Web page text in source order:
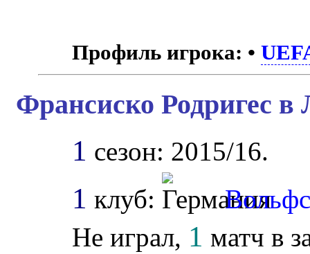
Профиль игрока: •
Франсиско Родригес в
1 сезон: 2015/16.
1 клуб:
Не играл, 1 матч в